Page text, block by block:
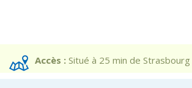
Accès : Situé à 25 min de